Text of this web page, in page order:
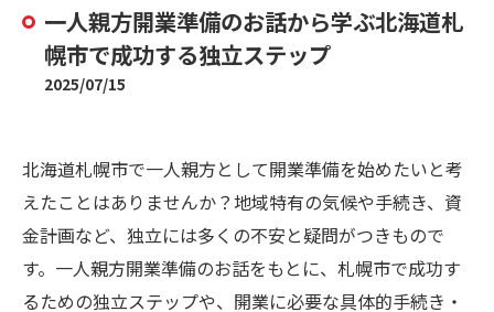
一人親方開業準備のお話から学ぶ北海道札
幌市で成功する独立ステップ
2025/07/15
北海道札幌市で一人親方として開業準備を始めたいと考
えたことはありませんか？地域特有の気候や手続き、資
金計画など、独立には多くの不安と疑問がつきもので
す。一人親方開業準備のお話をもとに、札幌市で成功す
るための独立ステップや、開業に必要な具体的手続き・